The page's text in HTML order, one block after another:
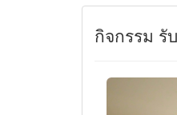
กิจกรรม รั